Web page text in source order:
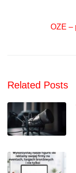
OZE –
Related Posts